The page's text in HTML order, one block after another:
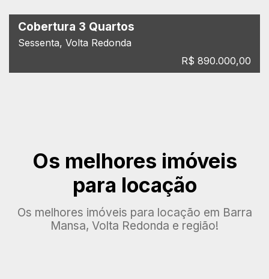
Cobertura 3 Quartos
Sessenta, Volta Redonda
R$ 890.000,00
Os melhores imóveis
para locação
Os melhores imóveis para locação em Barra
Mansa, Volta Redonda e região!